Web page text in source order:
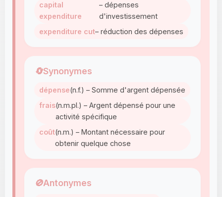
capital
expenditure
– dépenses
d'investissement
expenditure cut– réduction des dépenses
🔄Synonymes
dépense(n.f.) – Somme d'argent dépensée
frais(n.m.pl.) – Argent dépensé pour une
activité spécifique
coût(n.m.) – Montant nécessaire pour
obtenir quelque chose
🚫Antonymes